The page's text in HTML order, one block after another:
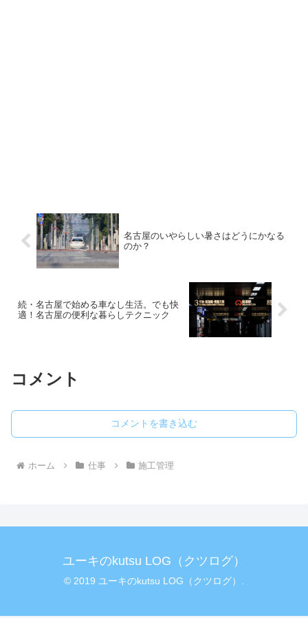
名古屋のいやらしい暑さはどうにかなる
のか？
続・名古屋で始める車なし生活。でも快
適！名古屋の便利な暮らしテクニック
コメント
コメントを書き込む
ホーム 仕事 施工管理
ユーキのkutsu LOG（クツログ）
© 2019 ユーキのkutsu LOG（クツログ）.